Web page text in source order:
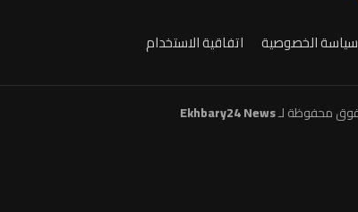
سياسة الخصوصية اتفاقية الاستخدام
Ekhbary24 News